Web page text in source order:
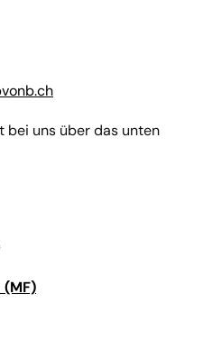
bei uns über das unten